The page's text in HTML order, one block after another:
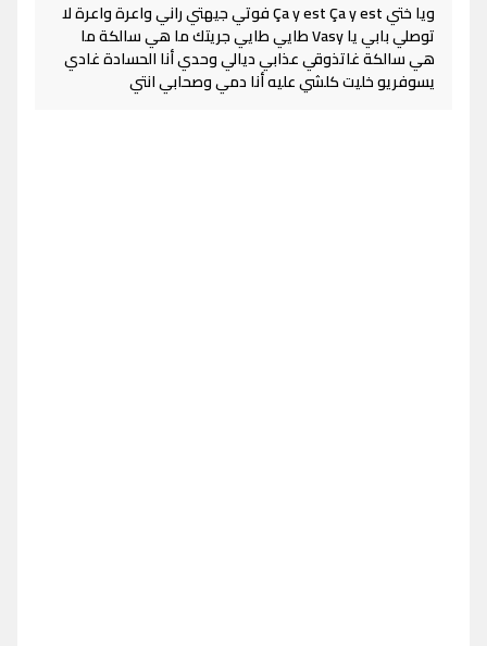
ويا ختي Ça y est Ça y est فوتي جيهتي راني واعرة واعرة لا
توصلي بابي يا Vasy طايي طايي جريتك ما هي سالكة ما
هي سالكة غاتذوقي عذابي ديالي وحدي أنا الحسادة غادي
يسوفريو خليت كلشي عليه أنا دمي وصحابي انتي